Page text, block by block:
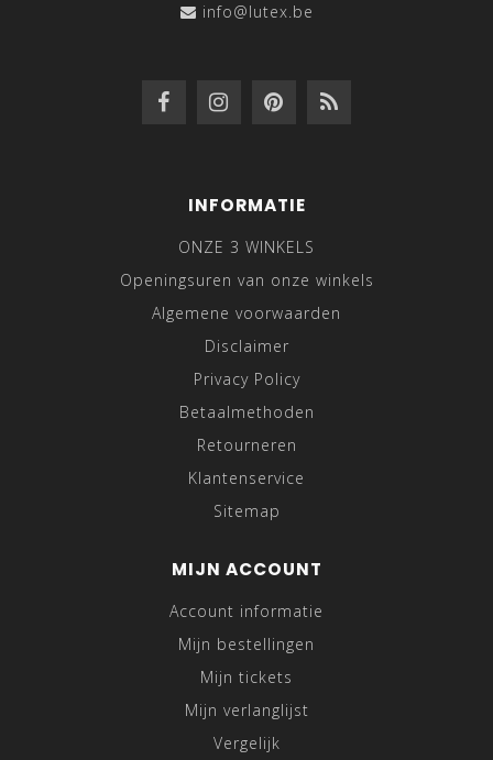
info@lutex.be
INFORMATIE
ONZE 3 WINKELS
Openingsuren van onze winkels
Algemene voorwaarden
Disclaimer
Privacy Policy
Betaalmethoden
Retourneren
Klantenservice
Sitemap
MIJN ACCOUNT
Account informatie
Mijn bestellingen
Mijn tickets
Mijn verlanglijst
Vergelijk